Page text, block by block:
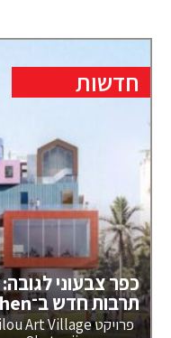
חדשות
תרבות חדש ב־Shenzhen